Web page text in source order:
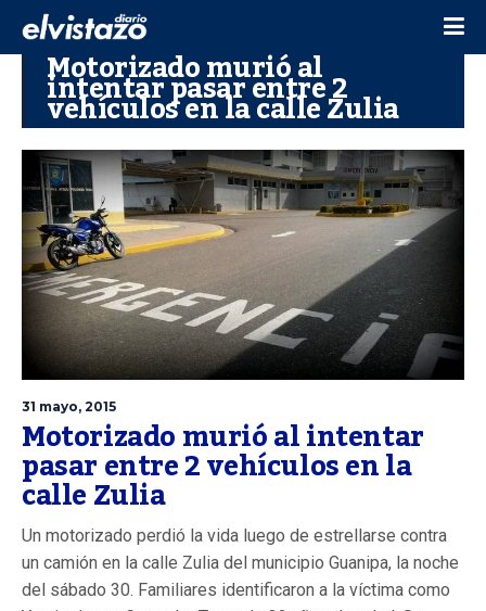
Motorizado murió al
intentar pasar entre 2
vehículos en la calle Zulia
31 mayo, 2015
Motorizado murió al intentar
pasar entre 2 vehículos en la
calle Zulia
Un motorizado perdió la vida luego de estrellarse contra
un camión en la calle Zulia del municipio Guanipa, la noche
del sábado 30. Familiares identificaron a la víctima como